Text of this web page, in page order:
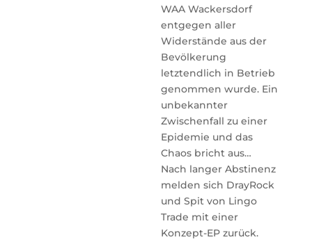
WAA Wackersdorf
entgegen aller
Widerstände aus der
Bevölkerung
letztendlich in Betrieb
genommen wurde. Ein
unbekannter
Zwischenfall zu einer
Epidemie und das
Chaos bricht aus…
Nach langer Abstinenz
melden sich DrayRock
und Spit von Lingo
Trade mit einer
Konzept-EP zurück.